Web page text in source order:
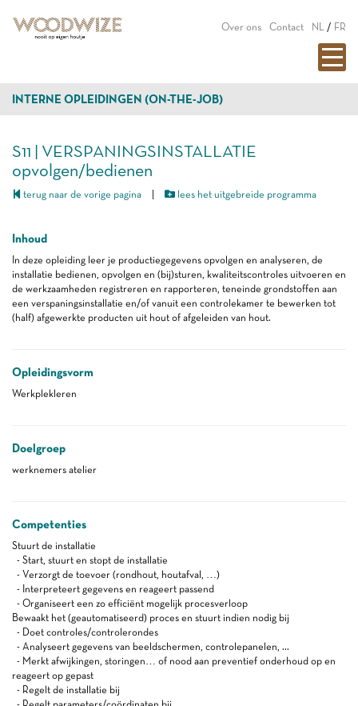
Over ons Contact NL / FR
INTERNE OPLEIDINGEN (ON-THE-JOB)
S11 | VERSPANINGSINSTALLATIE
opvolgen/bedienen
terug naar de vorige pagina lees het uitgebreide programma
Inhoud
In deze opleiding leer je productiegegevens opvolgen en analyseren, de
installatie bedienen, opvolgen en (bij)sturen, kwaliteitscontroles uitvoeren en
de werkzaamheden registreren en rapporteren, teneinde grondstoffen aan
een verspaningsinstallatie en/of vanuit een controlekamer te bewerken tot
(half) afgewerkte producten uit hout of afgeleiden van hout.
Opleidingsvorm
Werkplekleren
Doelgroep
werknemers atelier
Competenties
Stuurt de installatie
- Start, stuurt en stopt de installatie
- Verzorgt de toevoer (rondhout, houtafval, …)
- Interpreteert gegevens en reageert passend
- Organiseert een zo efficiënt mogelijk procesverloop
Bewaakt het (geautomatiseerd) proces en stuurt indien nodig bij
- Doet controles/controlerondes
- Analyseert gegevens van beeldschermen, controlepanelen, ...
- Merkt afwijkingen, storingen… of nood aan preventief onderhoud op en
reageert op gepast
- Regelt de installatie bij